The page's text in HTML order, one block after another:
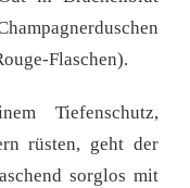
Flaschen).
Tiefenschutz,
rüsten, geht der
sorglos mit